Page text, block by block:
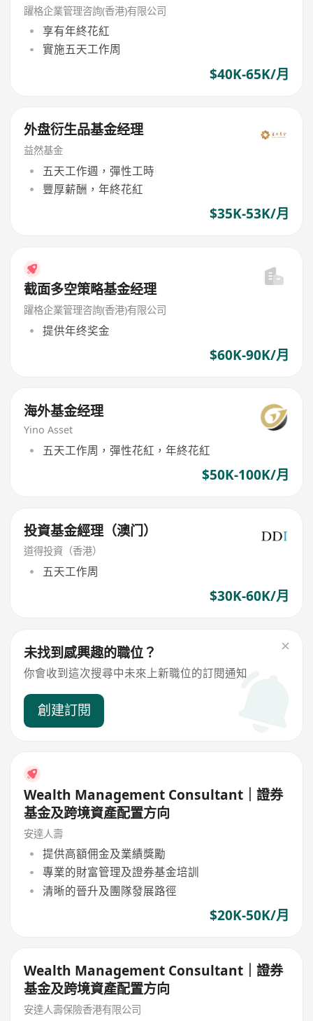
躍格企業管理咨詢(香港)有限公司
享有年終花紅
實施五天工作周
$40K-65K/月
外盘衍生品基金经理
益然基金
五天工作週，彈性工時
豐厚薪酬，年終花紅
$35K-53K/月
截面多空策略基金经理
躍格企業管理咨詢(香港)有限公司
提供年终奖金
$60K-90K/月
海外基金经理
Yino Asset
五天工作周，彈性花紅，年終花紅
$50K-100K/月
投資基金經理（澳门）
道得投資（香港）
五天工作周
$30K-60K/月
未找到感興趣的職位？
你會收到這次搜尋中未來上新職位的訂閱通知
創建訂閱
Wealth Management Consultant｜證券
基金及跨境資產配置方向
安達人壽
提供高額佣金及業績獎勵
專業的財富管理及證券基金培訓
清晰的晉升及團隊發展路徑
$20K-50K/月
Wealth Management Consultant｜證券
基金及跨境資產配置方向
安達人壽保險香港有限公司